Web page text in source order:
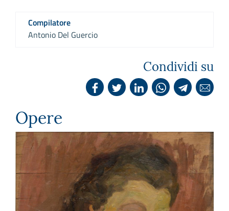
Compilatore
Antonio Del Guercio
Condividi su
Opere